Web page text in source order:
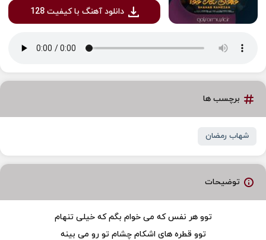
دانلود آهنگ با کیفیت 128
برچسب ها
شهاب رمضان
توضیحات
توو هر نفس که می خوام بگم که خیلی تنهام
توو قطره های اشکام چشام تو رو می بینه